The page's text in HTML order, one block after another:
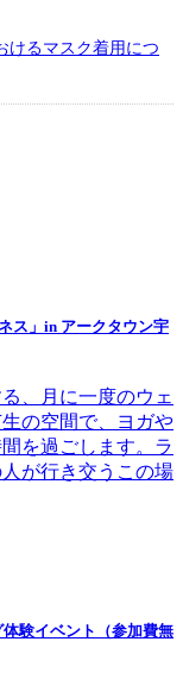
けるマスク着用につ
ス」in アークタウン宇
、月に一度のウェ
の空間で、ヨガや
を過ごします。ラ
が行き交うこの場
体験イベント（参加費無